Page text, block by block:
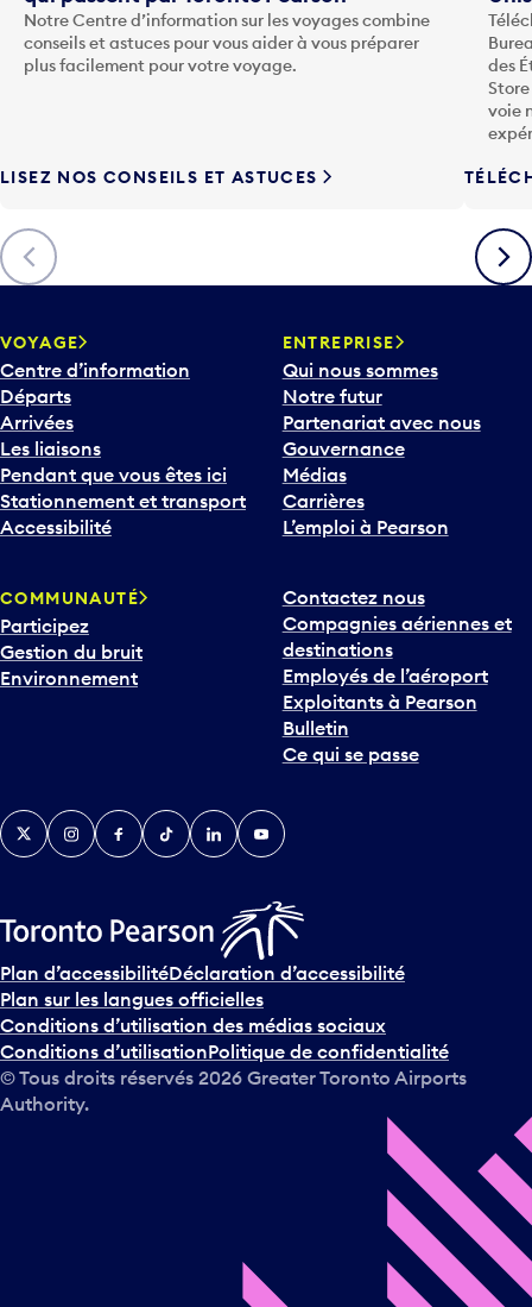
Précédent
Notre Centre d’information sur les voyages combine
conseils et astuces pour vous aider à vous préparer
plus facilement pour votre voyage.
LISEZ NOS CONSEILS ET ASTUCES
des
voie
VOYAGE
Centre d’information
Départs
Arrivées
Les liaisons
Pendant que vous êtes ici
Stationnement et transport
Accessibilité
ENTREPRISE
Qui nous sommes
Notre futur
Partenariat avec nous
Gouvernance
Médias
Carrières
L’emploi à Pearson
COMMUNAUTÉ
Participez
Gestion du bruit
Environnement
Contactez nous
Compagnies aériennes et
destinations
Employés de l’aéroport
Exploitants à Pearson
Bulletin
Ce qui se passe
TwitterInstagramFacebook
TikTokLinkedInYouTube
Plan d’accessibilitéDéclaration d’accessibilité
Plan sur les langues officielles
Conditions d’utilisation des médias sociaux
Conditions d’utilisationPolitique de confidentialité
© Tous droits réservés 2026 Greater Toronto Airports
Authority.